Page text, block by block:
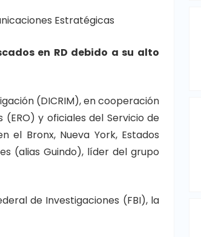
Estratégicas
en RD debido a su alto
(DICRIM), en cooperación
y oficiales del Servicio de
el Bronx, Nueva York, Estados
(alias Guindo), líder del grupo
de Investigaciones (FBI), la